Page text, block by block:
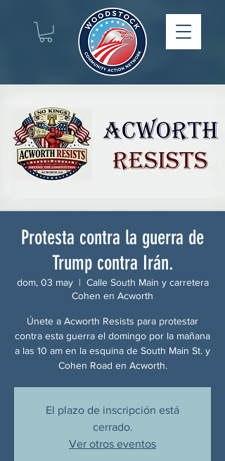
Protesta contra la guerra de
Trump contra Irán.
dom, 03 may
  |
Calle South Main y carretera
Cohen en Acworth
Únete a Acworth Resists para protestar
contra esta guerra el domingo por la mañana
a las 10 am en la esquina de South Main St. y
Cohen Road en Acworth.
El plazo de inscripción está
cerrado.
Ver otros eventos